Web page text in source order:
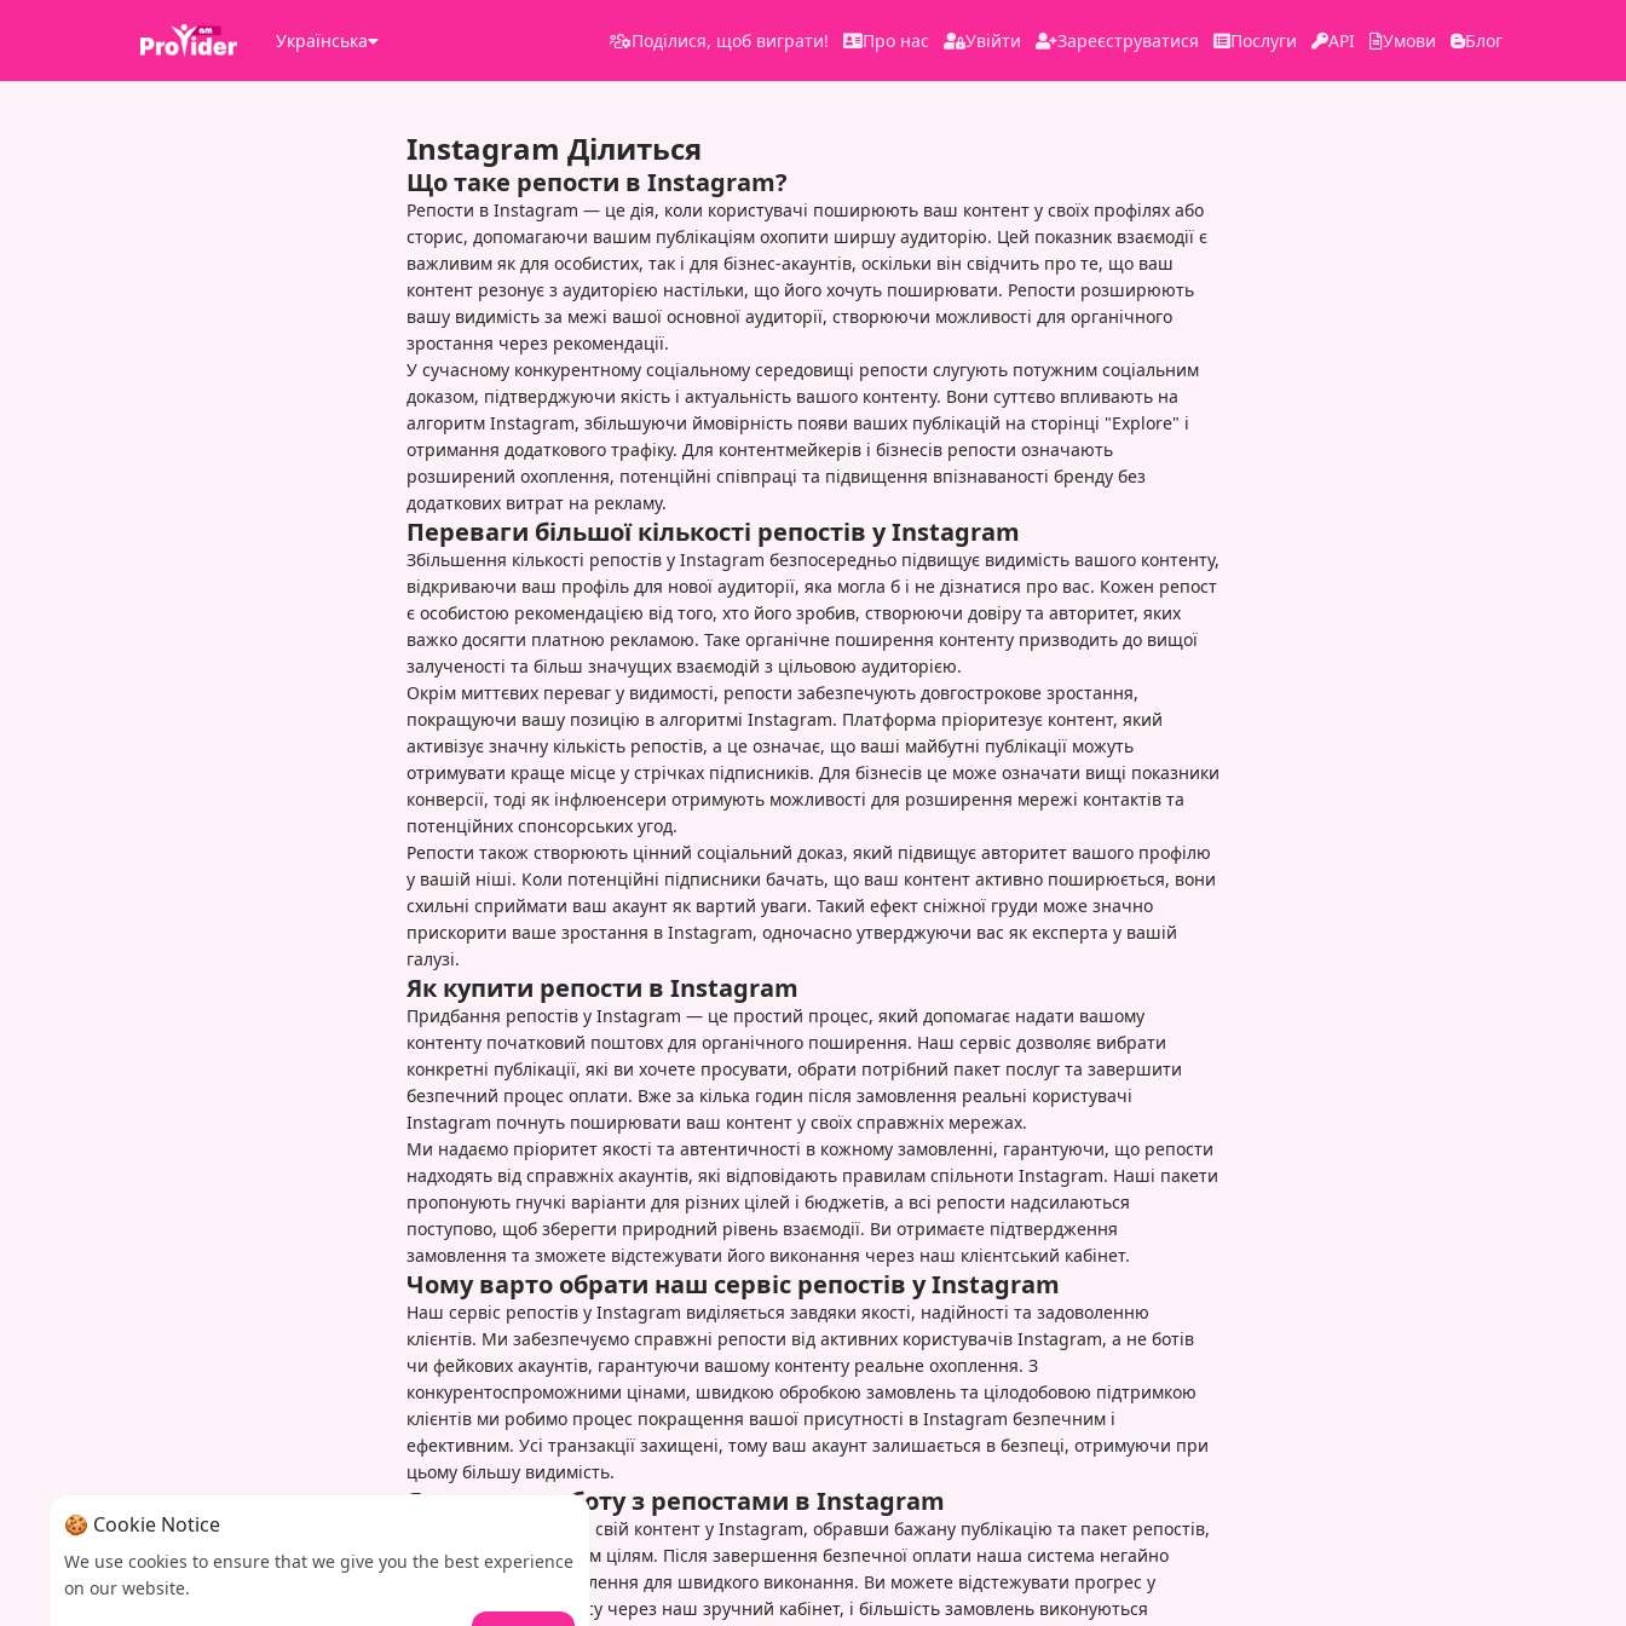
Українська Поділися, щоб виграти! Про нас Увійти Зареєструватися Послуги API Умови Блог
Instagram Ділиться
Що таке репости в Instagram?
Репости в Instagram — це дія, коли користувачі поширюють ваш контент у своїх профілях або
сторис, допомагаючи вашим публікаціям охопити ширшу аудиторію. Цей показник взаємодії є
важливим як для особистих, так і для бізнес-акаунтів, оскільки він свідчить про те, що ваш
контент резонує з аудиторією настільки, що його хочуть поширювати. Репости розширюють
вашу видимість за межі вашої основної аудиторії, створюючи можливості для органічного
зростання через рекомендації.
У сучасному конкурентному соціальному середовищі репости слугують потужним соціальним
доказом, підтверджуючи якість і актуальність вашого контенту. Вони суттєво впливають на
алгоритм Instagram, збільшуючи ймовірність появи ваших публікацій на сторінці "Explore" і
отримання додаткового трафіку. Для контентмейкерів і бізнесів репости означають
розширений охоплення, потенційні співпраці та підвищення впізнаваності бренду без
додаткових витрат на рекламу.
Переваги більшої кількості репостів у Instagram
Збільшення кількості репостів у Instagram безпосередньо підвищує видимість вашого контенту,
відкриваючи ваш профіль для нової аудиторії, яка могла б і не дізнатися про вас. Кожен репост
є особистою рекомендацією від того, хто його зробив, створюючи довіру та авторитет, яких
важко досягти платною рекламою. Таке органічне поширення контенту призводить до вищої
залученості та більш значущих взаємодій з цільовою аудиторією.
Окрім миттєвих переваг у видимості, репости забезпечують довгострокове зростання,
покращуючи вашу позицію в алгоритмі Instagram. Платформа пріоритезує контент, який
активізує значну кількість репостів, а це означає, що ваші майбутні публікації можуть
отримувати краще місце у стрічках підписників. Для бізнесів це може означати вищі показники
конверсії, тоді як інфлюенсери отримують можливості для розширення мережі контактів та
потенційних спонсорських угод.
Репости також створюють цінний соціальний доказ, який підвищує авторитет вашого профілю
у вашій ніші. Коли потенційні підписники бачать, що ваш контент активно поширюється, вони
схильні сприймати ваш акаунт як вартий уваги. Такий ефект сніжної груди може значно
прискорити ваше зростання в Instagram, одночасно утверджуючи вас як експерта у вашій
галузі.
Як купити репости в Instagram
Придбання репостів у Instagram — це простий процес, який допомагає надати вашому
контенту початковий поштовх для органічного поширення. Наш сервіс дозволяє вибрати
конкретні публікації, які ви хочете просувати, обрати потрібний пакет послуг та завершити
безпечний процес оплати. Вже за кілька годин після замовлення реальні користувачі
Instagram почнуть поширювати ваш контент у своїх справжніх мережах.
Ми надаємо пріоритет якості та автентичності в кожному замовленні, гарантуючи, що репости
надходять від справжніх акаунтів, які відповідають правилам спільноти Instagram. Наші пакети
пропонують гнучкі варіанти для різних цілей і бюджетів, а всі репости надсилаються
поступово, щоб зберегти природний рівень взаємодії. Ви отримаєте підтвердження
замовлення та зможете відстежувати його виконання через наш клієнтський кабінет.
Чому варто обрати наш сервіс репостів у Instagram
Наш сервіс репостів у Instagram виділяється завдяки якості, надійності та задоволенню
клієнтів. Ми забезпечуємо справжні репости від активних користувачів Instagram, а не ботів
чи фейкових акаунтів, гарантуючи вашому контенту реальне охоплення. З
конкурентоспроможними цінами, швидкою обробкою замовлень та цілодобовою підтримкою
клієнтів ми робимо процес покращення вашої присутності в Instagram безпечним і
ефективним. Усі транзакції захищені, тому ваш акаунт залишається в безпеці, отримуючи при
цьому більшу видимість.
Як почати роботу з репостами в Instagram
Почніть покращувати свій контент у Instagram, обравши бажану публікацію та пакет репостів,
який відповідає вашим цілям. Після завершення безпечної оплати наша система негайно
обробляє ваше замовлення для швидкого виконання. Ви можете відстежувати прогрес у
режимі реального часу через наш зручний кабінет, і більшість замовлень виконуються
🍪 Cookie Notice
We use cookies to ensure that we give you the best experience
on our website.